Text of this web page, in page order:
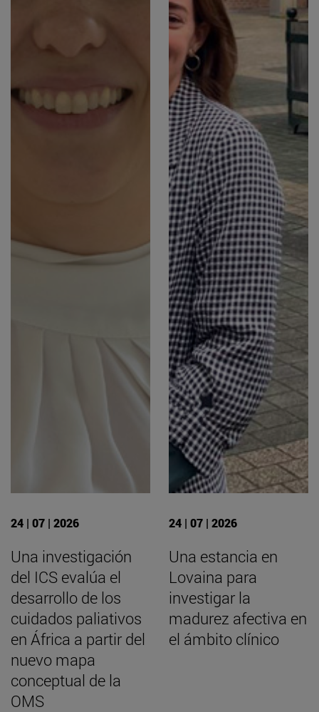
24 | 07 | 2026
Una investigación
del ICS evalúa el
desarrollo de los
cuidados paliativos
en África a partir del
nuevo mapa
conceptual de la
OMS
24 | 07 | 2026
Una estancia en
Lovaina para
investigar la
madurez afectiva en
el ámbito clínico